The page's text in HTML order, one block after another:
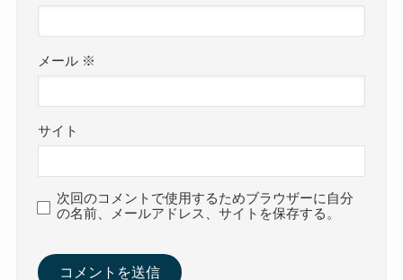
メール ※
サイト
次回のコメントで使用するためブラウザーに自分
の名前、メールアドレス、サイトを保存する。